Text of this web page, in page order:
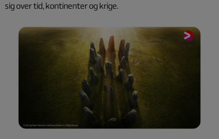
sig over tid, kontinenter og krige.